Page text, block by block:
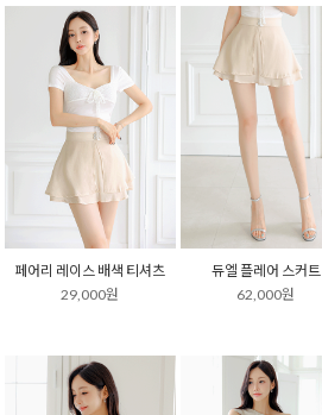
페어리 레이스 배색 티셔츠
29,000원
듀엘 플레어 스커트
62,000원